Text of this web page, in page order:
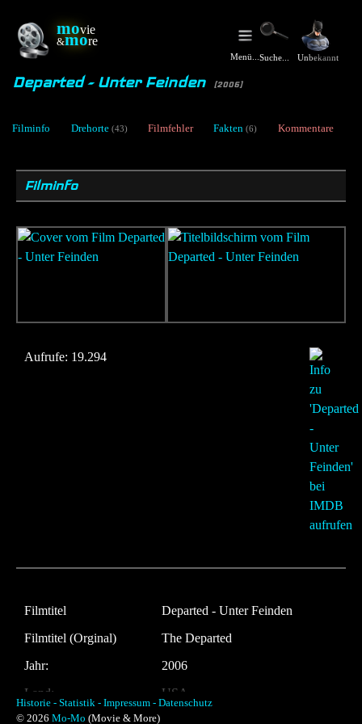
movie
&more
Menü... Suche... Unbekannt
Departed - Unter Feinden [2006]
Filminfo Drehorte (43) Filmfehler Fakten (6) Kommentare
Filminfo
Aufrufe: 19.294
Filmtitel
Departed - Unter Feinden
Filmtitel (Orginal)
The Departed
Jahr:
2006
Land:
USA
Laufzeit:
Historie - Statistik - Impressum - Datenschutz
© 2026 Mo-Mo (Movie & More)